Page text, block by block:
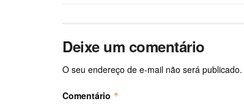
Deixe um comentário
O seu endereço de e-mail não será publicado.
Comentário *